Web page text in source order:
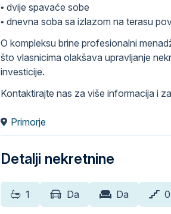
• dvije spavaće sobe
• dnevna soba sa izlazom na terasu
O kompleksu brine profesionalni
što vlasnicima olakšava upravljanje
investicije.
Kontaktirajte nas za više informacija i
Primorje
Detalji nekretnine
1 Da Da 0